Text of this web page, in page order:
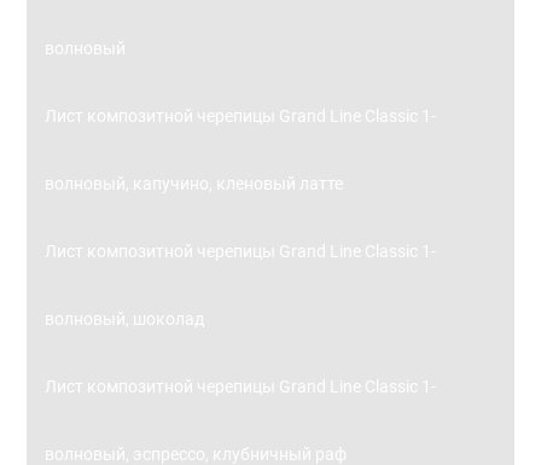
волновый
Лист композитной черепицы Grand Line Classic 1-
волновый, капучино, кленовый латте
Лист композитной черепицы Grand Line Classic 1-
волновый, шоколад
Лист композитной черепицы Grand Line Classic 1-
волновый, эспрессо, клубничный раф